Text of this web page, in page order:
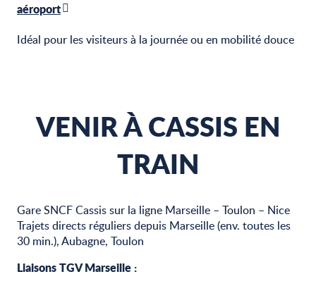
aéroport
Idéal pour les visiteurs à la journée ou en mobilité douce
VENIR À CASSIS EN
TRAIN
Gare SNCF Cassis sur la ligne Marseille – Toulon – Nice
Trajets directs réguliers depuis Marseille (env. toutes les
30 min.), Aubagne, Toulon
Liaisons TGV Marseille :